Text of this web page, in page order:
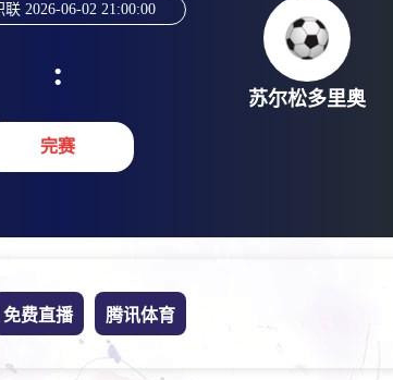
联 2026-06-02 21:00:00
:
完赛
苏尔松多里奥
免费直播 腾讯体育